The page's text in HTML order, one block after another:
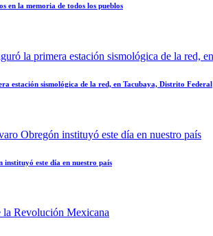
en la memoria de todos los pueblos
estación sismológica de la red, en Tacubaya, Distrito Federal
instituyó este día en nuestro país